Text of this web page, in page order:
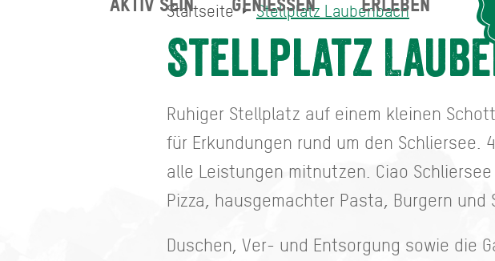
Startseite Stellplatz Laubenbach
Stellplatz
Ruhiger Stellplatz auf einem kleinen
für Erkundungen rund um den Schliersee.
alle Leistungen mitnutzen. Ciao
Pizza, hausgemachter Pasta, Burgern und
Duschen, Ver- und Entsorgung sowie die
Stellplatz Laubenbach
AKTIV SEIN GENIESSEN ERLEBEN
Suche abschicken